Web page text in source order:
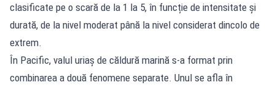
clasificate pe o scară de la 1 la 5, în funcție de intensitate și
durată, de la nivel moderat până la nivel considerat dincolo de
extrem.
În Pacific, valul uriaș de căldură marină s-a format prin
combinarea a două fenomene separate. Unul se afla în